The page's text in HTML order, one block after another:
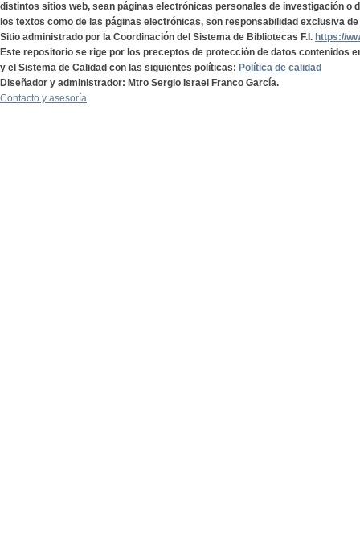
distintos sitios web, sean páginas electrónicas personales de investigación o
los textos como de las páginas electrónicas, son responsabilidad exclusiva
Sitio administrado por la Coordinación del Sistema de Bibliotecas F.I. https://
Este repositorio se rige por los preceptos de protección de datos contenidos
y el Sistema de Calidad con las siguientes políticas: Política de calidad
Diseñador y administrador: Mtro Sergio Israel Franco García.
Contacto y asesoría